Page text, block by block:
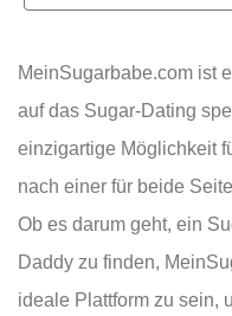
MeinSugarbabe.com ist
auf das Sugar-Dating
einzigartige Möglichkeit
nach einer für beide
Ob es darum geht, ein
Daddy zu finden,
ideale Plattform zu sein,